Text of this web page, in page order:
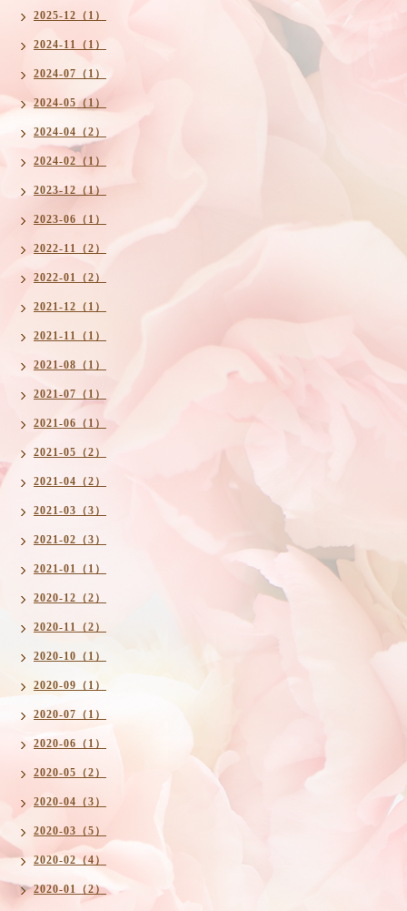
2025-12（1）
2024-11（1）
2024-07（1）
2024-05（1）
2024-04（2）
2024-02（1）
2023-12（1）
2023-06（1）
2022-11（2）
2022-01（2）
2021-12（1）
2021-11（1）
2021-08（1）
2021-07（1）
2021-06（1）
2021-05（2）
2021-04（2）
2021-03（3）
2021-02（3）
2021-01（1）
2020-12（2）
2020-11（2）
2020-10（1）
2020-09（1）
2020-07（1）
2020-06（1）
2020-05（2）
2020-04（3）
2020-03（5）
2020-02（4）
2020-01（2）